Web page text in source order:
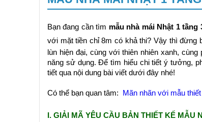
Bạn đang cần tìm mẫu nhà mái Nhật 1 tầng
với mặt tiền chỉ 8m có khả thi? Vậy thì đừng
lùn hiện đại, cùng với thiên nhiên xanh,
năng sử dụng. Để tìm hiểu chi tiết ý tưởng,
tiết qua nội dung bài viết dưới đây nhé!
Có thể bạn quan tâm: Mãn nhãn với mẫu
I. GIẢI MÃ YÊU CẦU BẢN THIẾT KẾ MẪU